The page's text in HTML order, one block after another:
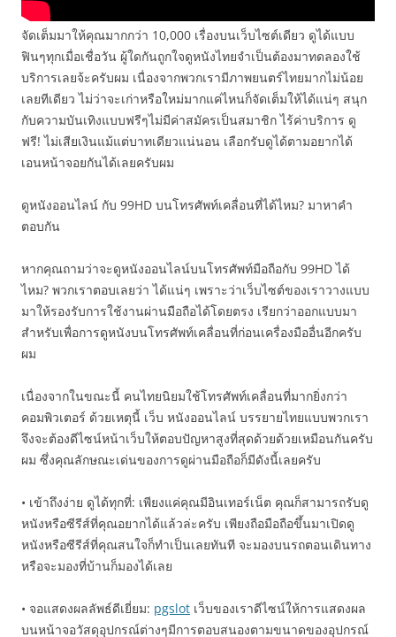
จัดเต็มมาให้คุณมากกว่า 10,000 เรื่องบนเว็บไซต์เดียว ดูได้แบบ
ฟินๆทุกเมื่อเชื่อวัน ผู้ใดกันถูกใจดูหนังไทยจำเป็นต้องมาทดลองใช้
บริการเลยจ้ะครับผม เนื่องจากพวกเรามีภาพยนตร์ไทยมากไม่น้อย
เลยทีเดียว ไม่ว่าจะเก่าหรือใหม่มากแค่ไหนก็จัดเต็มให้ได้แน่ๆ สนุก
กับความบันเทิงแบบฟรีๆไม่มีค่าสมัครเป็นสมาชิก ไร้ค่าบริการ ดู
ฟรี! ไม่เสียเงินแม้แต่บาทเดียวแน่นอน เลือกรับดูได้ตามอยากได้
เอนหน้าจอยกันได้เลยครับผม
ดูหนังออนไลน์ กับ 99HD บนโทรศัพท์เคลื่อนที่ได้ไหม? มาหาคำ
ตอบกัน
หากคุณถามว่าจะดูหนังออนไลน์บนโทรศัพท์มือถือกับ 99HD ได้
ไหม? พวกเราตอบเลยว่า ได้แน่ๆ เพราะว่าเว็บไซต์ของเราวางแบบ
มาให้รองรับการใช้งานผ่านมือถือได้โดยตรง เรียกว่าออกแบบมา
สำหรับเพื่อการดูหนังบนโทรศัพท์เคลื่อนที่ก่อนเครื่องมืออื่นอีกครับ
ผม
เนื่องจากในขณะนี้ คนไทยนิยมใช้โทรศัพท์เคลื่อนที่มากยิ่งกว่า
คอมพิวเตอร์ ด้วยเหตุนี้ เว็บ หนังออนไลน์ บรรยายไทยแบบพวกเรา
จึงจะต้องดีไซน์หน้าเว็บให้ตอบปัญหาสูงที่สุดด้วยด้วยเหมือนกันครับ
ผม ซึ่งคุณลักษณะเด่นของการดูผ่านมือถือก็มีดังนี้เลยครับ
• เข้าถึงง่าย ดูได้ทุกที่: เพียงแค่คุณมีอินเทอร์เน็ต คุณก็สามารถรับดู
หนังหรือซีรีส์ที่คุณอยากได้แล้วล่ะครับ เพียงถือมือถือขึ้นมาเปิดดู
หนังหรือซีรีส์ที่คุณสนใจก็ทำเป็นเลยทันที จะมองบนรถตอนเดินทาง
หรือจะมองที่บ้านก็มองได้เลย
• จอแสดงผลลัพธ์ดีเยี่ยม: pgslot เว็บของเราดีไซน์ให้การแสดงผล
บนหน้าจอวัสดุอุปกรณ์ต่างๆมีการตอบสนองตามขนาดของอุปกรณ์